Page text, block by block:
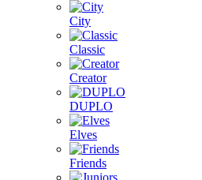
City
Classic
Creator
DUPLO
Elves
Friends